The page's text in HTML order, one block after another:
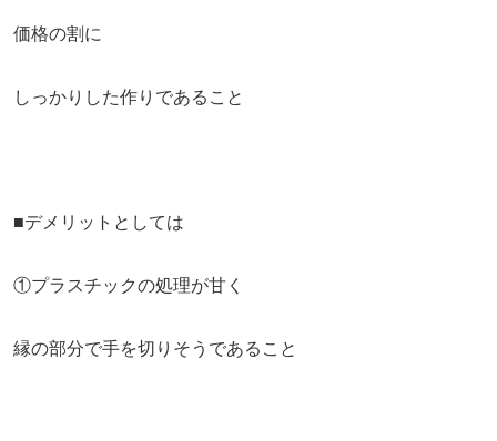
価格の割に
しっかりした作りであること
■デメリットとしては
①プラスチックの処理が甘く
縁の部分で手を切りそうであること